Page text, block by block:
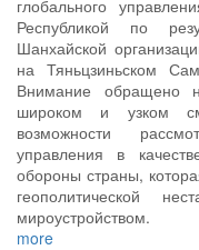
глобального
Республикой по
Шанхайской
на Тяньцзиньском
Внимание обращено
широком и узком
возможности
управления в
обороны страны,
геополитической
мироустройством.
more